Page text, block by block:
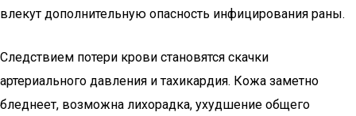
влекут дополнительную опасность инфицирования раны.
Следствием потери крови становятся скачки
артериального давления и тахикардия. Кожа заметно
бледнеет, возможна лихорадка, ухудшение общего